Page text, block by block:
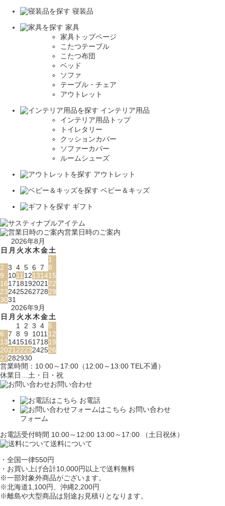
寝装品
家具
家具トップページ
こたつテーブル
こたつ布団
ベッド
ソファ
テーブル・チェア
アウトレット
インテリア用品
インテリア用品トップ
トイレタリー
クッションカバー
ソファーカバー
ルームシューズ
アウトレット
ベビー＆キッズ
ギフト
営業日時のご案内
2026年8月
日 月 火水木金土
1
2 3 4 5 6 7 8
9
101112131415
16171819202122
23242526272829
3031
2026年9月
日 月 火水木金土
1 2 3 4 5
6 7 8 9 101112
13141516171819
20212223242526
27282930
営業時間：10:00～17:00（12:00～13:00 TEL不通）
休業日…土・日・祝
お問い合わせ
お電話
お問い合わせ
フォーム
お電話受付時間 10:00～12:00 13:00～17:00 （土日祝休）
送料について
・全国一律550円
・お買い上げ合計10,000円 以上で送料無料
※一部対象外商品がございます。
※北海道1,100円、沖縄2,200円
※離島や大型商品は別途お見積りとなります。